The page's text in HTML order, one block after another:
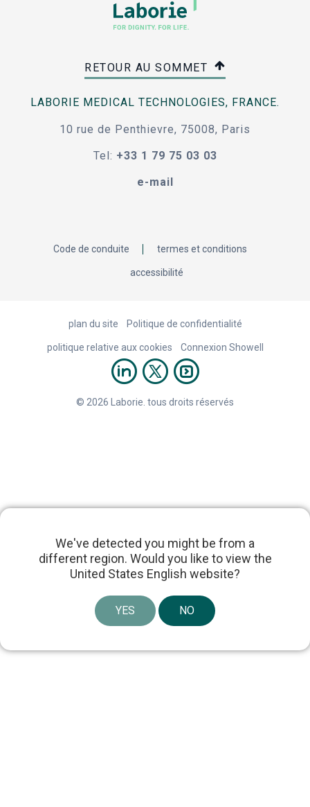
RETOUR AU SOMMET
LABORIE MEDICAL TECHNOLOGIES, FRANCE.
10 rue de Penthievre, 75008, Paris
Tel: +33 1 79 75 03 03
e-mail
Code de conduite termes et conditions
accessibilité
plan du site Politique de confidentialité
politique relative aux cookies Connexion Showell
© 2026 Laborie. tous droits réservés
We've detected you might be from a
different region. Would you like to view the
United States English website?
YES NO